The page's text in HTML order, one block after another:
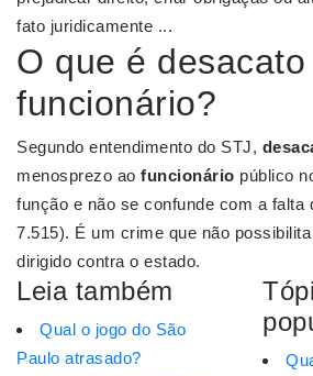
fato juridicamente ...
O que é desacato
funcionário?
Segundo entendimento do STJ,
menosprezo ao funcionário público
função e não se confunde com a falta
7.515). É um crime que não
dirigido contra o estado.
Leia também
Qual o jogo do São
Paulo atrasado?